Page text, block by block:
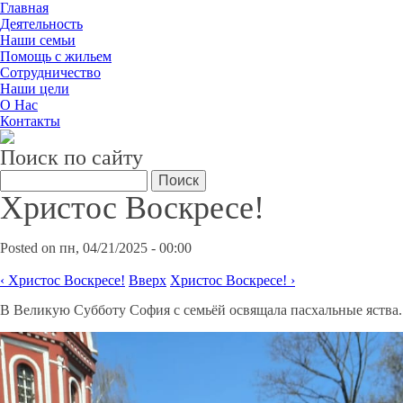
Главная
Деятельность
Наши семьи
Помощь с жильем
Сотрудничество
Наши цели
О Нас
Контакты
Поиск по сайту
Христос Воскресе!
Posted on пн, 04/21/2025 - 00:00
‹ Христос Воскресе! Вверх Христос Воскресе! ›
В Великую Субботу София с семьёй освящала пасхальные